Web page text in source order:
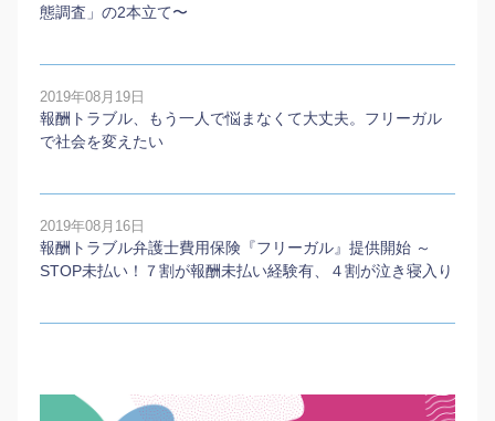
態調査」の2本⽴て〜
2019年08月19日
報酬トラブル、もう一人で悩まなくて大丈夫。フリーガル
で社会を変えたい
2019年08月16日
報酬トラブル弁護士費用保険『フリーガル』提供開始 ～
STOP未払い！７割が報酬未払い経験有、４割が泣き寝入り